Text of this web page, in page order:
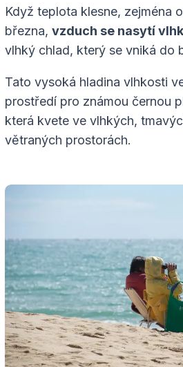
Když teplota klesne, zejména
března, vzduch se nasytí
vlhký chlad, který se vniká do
Tato vysoká hladina vlhkosti
prostředí pro známou černou
která kvete ve vlhkých,
větraných prostorách.